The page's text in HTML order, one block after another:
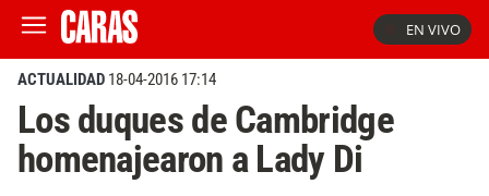
EN VIVO
ACTUALIDAD 18-04-2016 17:14
Los duques de Cambridge
homenajearon a Lady Di